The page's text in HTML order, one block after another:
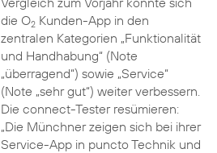
die O2Kunden-App in den
zentralen Kategorien „Funktionalität
und Handhabung“ (Note
„überragend“) sowie „Service“
(Note „sehr gut“) weiter verbessern.
Die connect-Tester resümieren:
„Die Münchner zeigen sich bei ihrer
Service-App in puncto Technik und